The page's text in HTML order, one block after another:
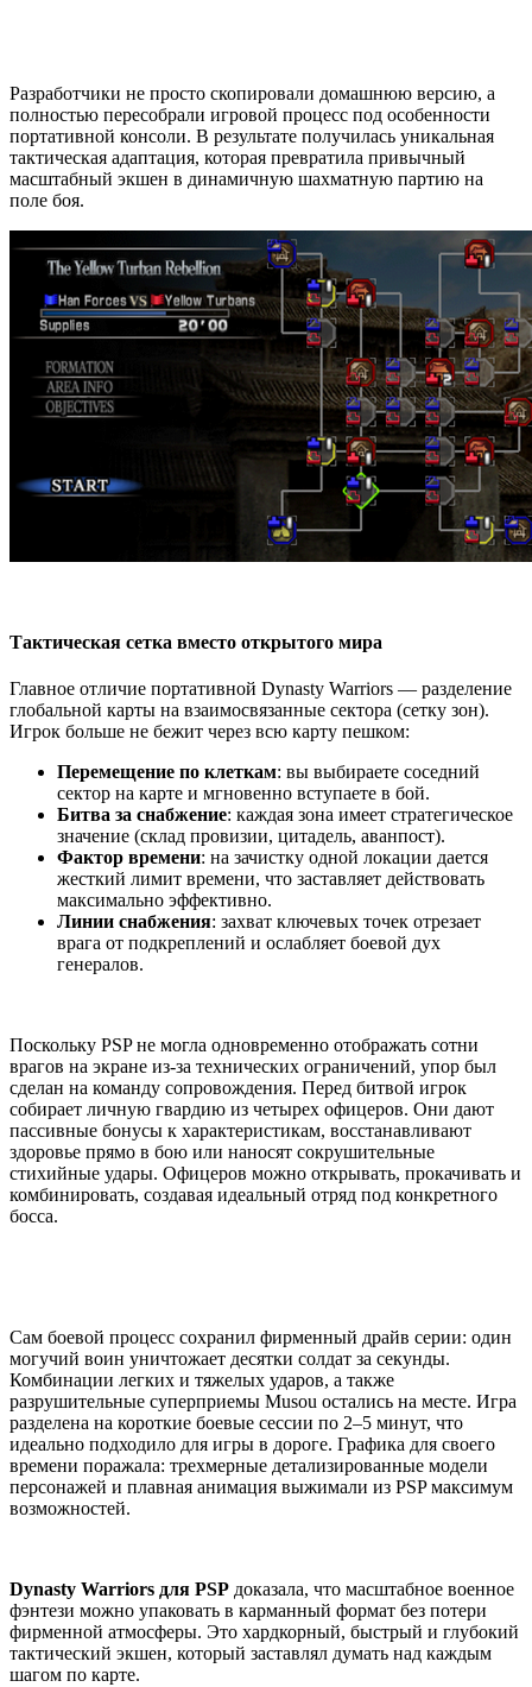
Разработчики не просто скопировали домашнюю версию, а
полностью пересобрали игровой процесс под особенности
портативной консоли. В результате получилась уникальная
тактическая адаптация, которая превратила привычный
масштабный экшен в динамичную шахматную партию на
поле боя.
Тактическая сетка вместо открытого мира
Главное отличие портативной Dynasty Warriors — разделение
глобальной карты на взаимосвязанные сектора (сетку зон).
Игрок больше не бежит через всю карту пешком:
Перемещение по клеткам: вы выбираете соседний
сектор на карте и мгновенно вступаете в бой.
Битва за снабжение: каждая зона имеет стратегическое
значение (склад провизии, цитадель, аванпост).
Фактор времени: на зачистку одной локации дается
жесткий лимит времени, что заставляет действовать
максимально эффективно.
Линии снабжения: захват ключевых точек отрезает
врага от подкреплений и ослабляет боевой дух
генералов.
Поскольку PSP не могла одновременно отображать сотни
врагов на экране из-за технических ограничений, упор был
сделан на команду сопровождения. Перед битвой игрок
собирает личную гвардию из четырех офицеров. Они дают
пассивные бонусы к характеристикам, восстанавливают
здоровье прямо в бою или наносят сокрушительные
стихийные удары. Офицеров можно открывать, прокачивать и
комбинировать, создавая идеальный отряд под конкретного
босса.
Сам боевой процесс сохранил фирменный драйв серии: один
могучий воин уничтожает десятки солдат за секунды.
Комбинации легких и тяжелых ударов, а также
разрушительные суперприемы Musou остались на месте. Игра
разделена на короткие боевые сессии по 2–5 минут, что
идеально подходило для игры в дороге. Графика для своего
времени поражала: трехмерные детализированные модели
персонажей и плавная анимация выжимали из PSP максимум
возможностей.
Dynasty Warriors для PSP доказала, что масштабное военное
фэнтези можно упаковать в карманный формат без потери
фирменной атмосферы. Это хардкорный, быстрый и глубокий
тактический экшен, который заставлял думать над каждым
шагом по карте.